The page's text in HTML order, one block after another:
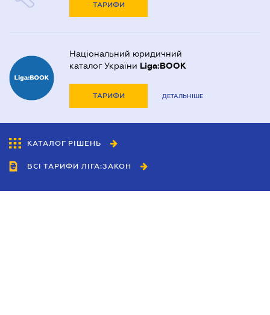
ТАРИФИ
Національний юридичний
каталог України Liga:BOOK
ТАРИФИ ДЕТАЛЬНІШЕ
КАТАЛОГ РІШЕНЬ
ВСІ ТАРИФИ ЛІГА:ЗАКОН